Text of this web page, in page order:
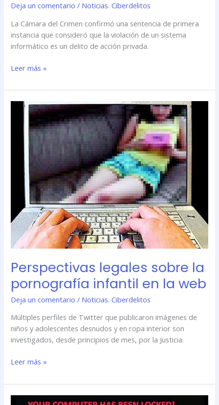
Deja un comentario / Noticias. Ciberdelitos
La Cámara del Crimen confirmó una sentencia de primera
instancia que consideró que la violación de un sistema
informático es un delito de acción privada.
Leer más »
Perspectivas legales sobre la
pornografía infantil en la web
Deja un comentario / Noticias. Ciberdelitos
Múltiples perfiles de Twitter que publicaron imágenes de
niños y adolescentes desnudos y en ropa interior son
investigados, desde principios de mes, por la Justicia.
Perspectivas
legales
sobre
pornografía
infantil
web
Leer más »